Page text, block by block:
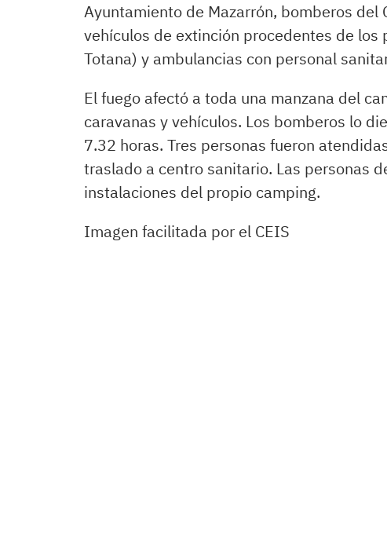
Ayuntamiento de Mazarrón, bomberos del
vehículos de extinción procedentes de los
Totana) y ambulancias con personal
El fuego afectó a toda una manzana del
caravanas y vehículos. Los bomberos lo
7.32 horas. Tres personas fueron
traslado a centro sanitario. Las personas
instalaciones del propio camping.
Imagen facilitada por el CEIS